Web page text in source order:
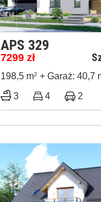
APS 329
7299 zł
198,5 m2 + Garaż: 40,7
3 4 2